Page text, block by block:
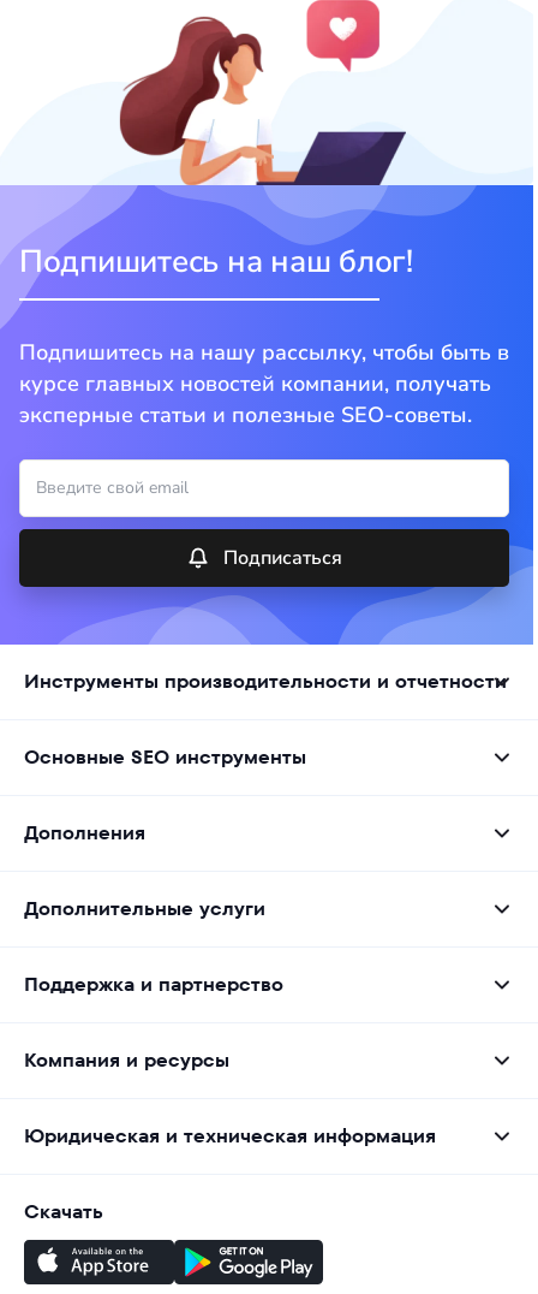
Подпишитесь на наш блог!
Подпишитесь на нашу рассылку, чтобы быть в
курсе главных новостей компании, получать
эксперные статьи и полезные SEO-советы.
Подписаться
Инструменты производительности и отчетности
Основные SEO инструменты
Дополнения
Дополнительные услуги
Поддержка и партнерство
Компания и ресурсы
Юридическая и техническая информация
Скачать